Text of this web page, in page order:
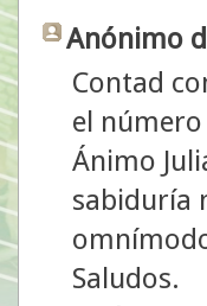
Anónimo
Contad
el
Ánimo
sabiduría
Saludos.